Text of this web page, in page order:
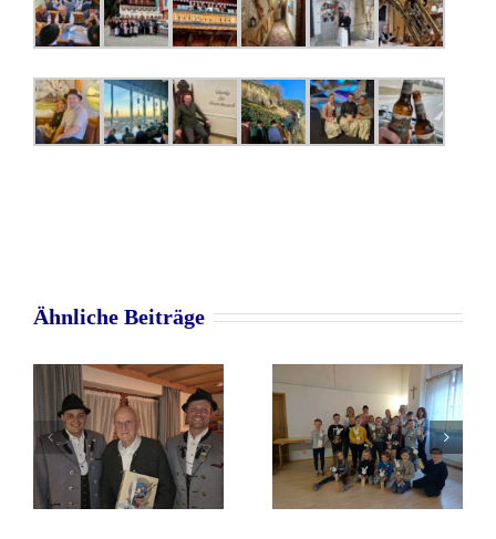
Ähnliche Beiträge
Osterbasteln
Faschingskranzerl
2026